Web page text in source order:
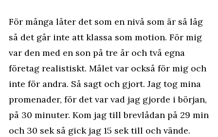
För många låter det som en nivå som är så låg
så det går inte att klassa som motion. För mig
var den med en son på tre år och två egna
företag realistiskt. Målet var också för mig och
inte för andra. Så sagt och gjort. Jag tog mina
promenader, för det var vad jag gjorde i början,
på 30 minuter. Kom jag till brevlådan på 29 min
och 30 sek så gick jag 15 sek till och vände.